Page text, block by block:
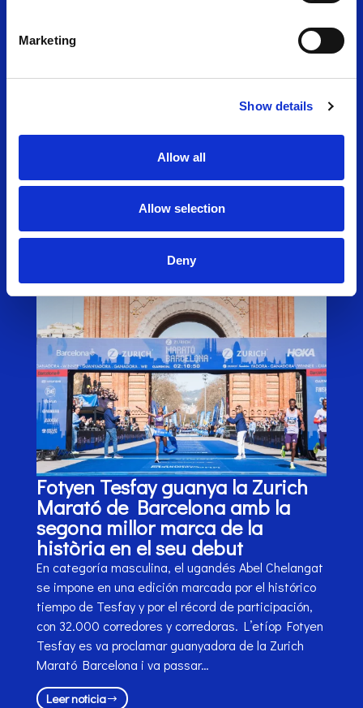
Marketing
Show details
Allow all
Allow selection
Deny
» Després de polvoritzar el cronòmetre aquest
més ràpides, la capital catalana obre inscripcions
per a una edició que aspira a marcar una fita en la
Fotyen Tesfay guanya la Zurich
Marató de Barcelona amb la
segona millor marca de la
història en el seu debut
En categoría masculina, el ugandés Abel Chelangat
se impone en una edición marcada por el histórico
tiempo de Tesfay y por el récord de participación,
con 32.000 corredores y corredoras. L’etíop Fotyen
Tesfay es va proclamar guanyadora de la Zurich
Marató Barcelona i va passar…
Leer noticia